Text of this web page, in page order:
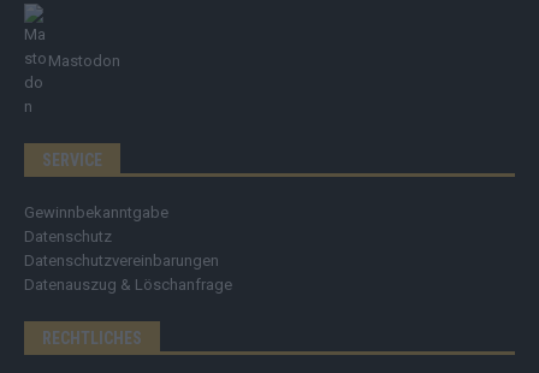
Mastodon
SERVICE
Gewinnbekanntgabe
Datenschutz
Datenschutzvereinbarungen
Datenauszug & Löschanfrage
RECHTLICHES